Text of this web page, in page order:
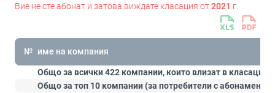
Вие не сте абонат и затова виждате класация от2021 г.
№ име на компания
Общо за всички 422 компании, които влизат в
Общо за топ 10 компании (за потребители с абонамент